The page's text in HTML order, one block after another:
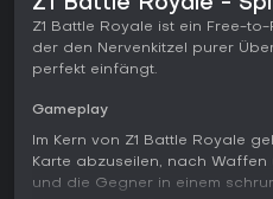
Z1 Battle Royale -
Z1 Battle Royale ist ein Free-
der den Nervenkitzel purer
perfekt einfängt.
Gameplay
Im Kern von Z1 Battle Royale
Karte abzuseilen, nach
und die Gegner in einem